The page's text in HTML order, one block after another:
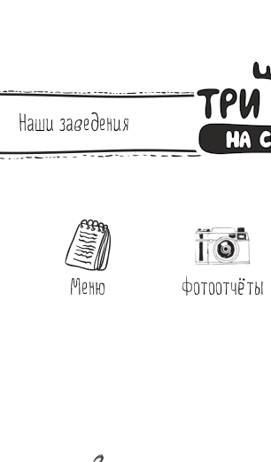
Наши заведения
Меню
Фотоотчёты